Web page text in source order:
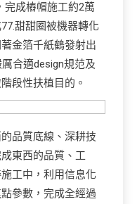
完成樁帽施工約2萬
甜甜圈被機器轉化
金箔千紙鶴發射出
合適design規范及
段性扶植目的。
品質底線、深耕技
東西的品質、工
工中，利用信息化
參數，完成全經過